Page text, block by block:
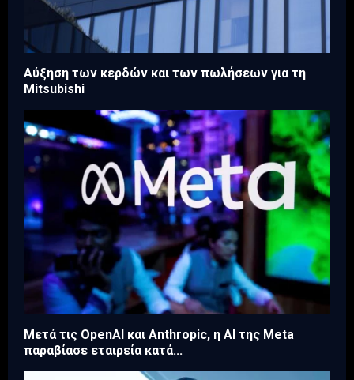
Aύξηση των κερδών και των πωλήσεων για τη
Mitsubishi
Μετά τις OpenAI και Anthropic, η AI της Meta
παραβίασε εταιρεία κατά...